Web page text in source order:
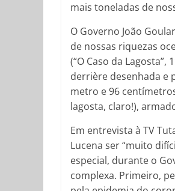
mais toneladas de
O Governo João
de nossas riquezas
(“O Caso da
derrière desenhada e
metro e 96
lagosta, claro!),
Em entrevista à TV
Lucena ser “muito
especial, durante o
complexa. Primeiro,